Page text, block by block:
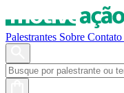
Palestrantes Sobre Contato